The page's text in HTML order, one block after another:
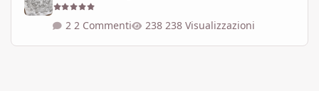
2 Commenti 238 Visualizzazioni